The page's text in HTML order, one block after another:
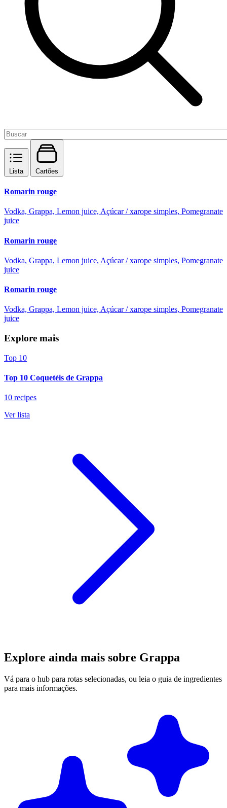
Lista Cartões
Romarin rouge
Vodka, Grappa, Lemon juice, Açúcar / xarope simples, Pomegranate
juice
Romarin rouge
Vodka, Grappa, Lemon juice, Açúcar / xarope simples, Pomegranate
juice
Romarin rouge
Vodka, Grappa, Lemon juice, Açúcar / xarope simples, Pomegranate
juice
Explore mais
Top 10
Top 10 Coquetéis de Grappa
10 recipes
Ver lista
Explore ainda mais sobre Grappa
Vá para o hub para rotas selecionadas, ou leia o guia de ingredientes
para mais informações.